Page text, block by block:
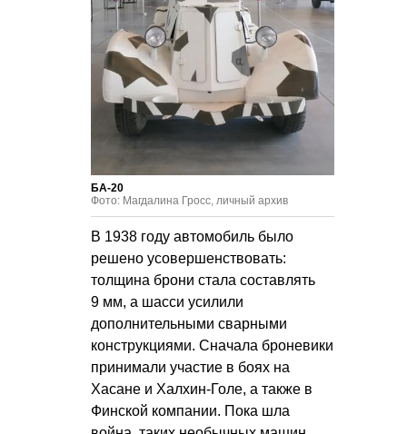
БА-20
Фото: Магдалина Гросс, личный архив
В 1938 году автомобиль было
решено усовершенствовать:
толщина брони стала составлять
9 мм, а шасси усилили
дополнительными сварными
конструкциями. Сначала броневики
принимали участие в боях на
Хасане и Халхин-Голе, а также в
Финской компании. Пока шла